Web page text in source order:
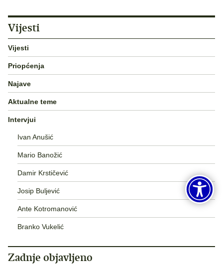
Vijesti
Vijesti
Priopćenja
Najave
Aktualne teme
Intervjui
Ivan Anušić
Mario Banožić
Damir Krstičević
Josip Buljević
Ante Kotromanović
Branko Vukelić
Zadnje objavljeno